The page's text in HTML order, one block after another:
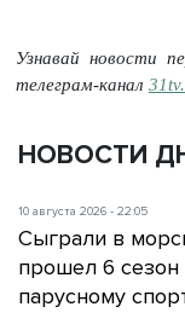
Узнавай новости
телеграм-канал
НОВОСТИ
10 августа 2026 - 22:05
Сыграли в
прошел 6 сезон
парусному